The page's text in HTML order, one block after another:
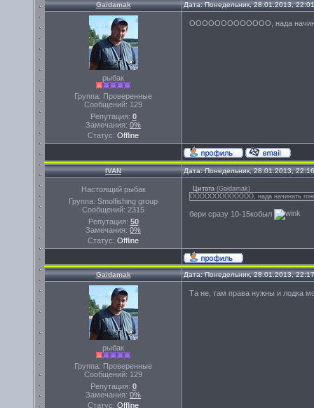
Gaidamak Дата: Понедельник, 28.01.2013,
рыбак
Группа: Проверенные
Сообщений: 129
Репутация: 0
Замечания: 0%
Статус: Offline
ООООООООООООО, нада
IVAN Дата: Понедельник, 28.01.2013,
Настоящий рыбак
Группа: Smolfishing group
Сообщений: 2315
Репутация: 50
Замечания: 0%
Статус: Offline
Цитата (Gaidamak)
ООООООООООООО, нада начинать
бери сразу 10-15кобыл
Gaidamak Дата: Понедельник, 28.01.2013,
рыбак
Группа: Проверенные
Сообщений: 129
Репутация: 0
Замечания: 0%
Статус: Offline
Та не, там права нужны и лодка